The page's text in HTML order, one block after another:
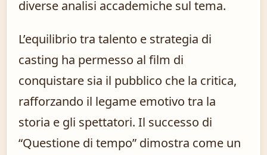
diverse analisi accademiche sul tema.
L’equilibrio tra talento e strategia di
casting ha permesso al film di
conquistare sia il pubblico che la critica,
rafforzando il legame emotivo tra la
storia e gli spettatori. Il successo di
“Questione di tempo” dimostra come un